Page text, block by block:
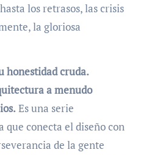
los retrasos, las crisis
la gloriosa
honestidad cruda.
a menudo
Es una serie
conecta el diseño con
de la gente